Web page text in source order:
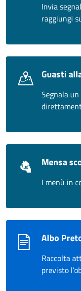
Invia
raggiungi
Guasti
Segnala
Mensa
I menù in
Albo
Raccolta
previsto